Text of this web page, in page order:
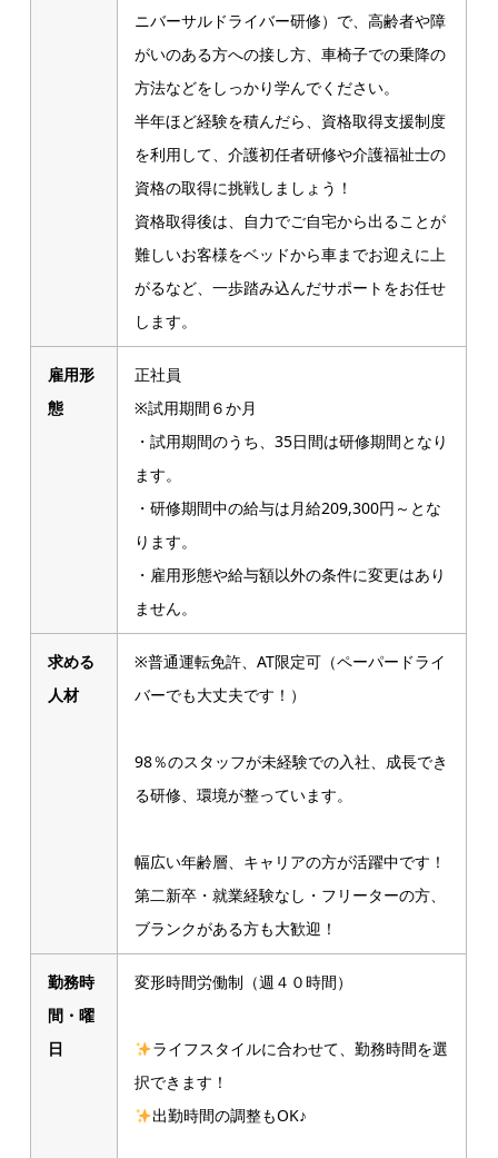
ニバーサルドライバー研修）で、高齢者や障
がいのある方への接し方、車椅子での乗降の
方法などをしっかり学んでください。
半年ほど経験を積んだら、資格取得支援制度
を利用して、介護初任者研修や介護福祉士の
資格の取得に挑戦しましょう！
資格取得後は、自力でご自宅から出ることが
難しいお客様をベッドから車までお迎えに上
がるなど、一歩踏み込んだサポートをお任せ
します。
雇用形
態
正社員
※試用期間６か月
・試用期間のうち、35日間は研修期間となり
ます。
・研修期間中の給与は月給209,300円～とな
ります。
・雇用形態や給与額以外の条件に変更はあり
ません。
求める
人材
※普通運転免許、AT限定可（ペーパードライ
バーでも大丈夫です！）
98％のスタッフが未経験での入社、成長でき
る研修、環境が整っています。
幅広い年齢層、キャリアの方が活躍中です！
第二新卒・就業経験なし・フリーターの方、
ブランクがある方も大歓迎！
勤務時
間・曜
日
変形時間労働制（週４０時間）
ライフスタイルに合わせて、勤務時間を選
択できます！
出勤時間の調整もOK♪